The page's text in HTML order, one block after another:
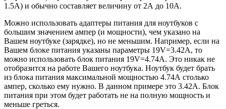
1.5A) и обычно составляет величину от 2А до 10A.
Можно использовать адаптеры питания для ноутбуков с
большим значением ампер (и мощности), чем указано на
Вашем ноутбуке (зарядке), но не меньшим. Например, если на
Вашем блоке питания указаны параметры 19V=3.42A, то
можно использовать блок питания 19V=4.74A. Это никак не
отобразится на работе Вашего ноутбука. Ноутбук будет брать
из блока питания максимальной мощностью 4.74А столько
ампер, сколько ему нужно. В данном примере это 3.42А. Блок
питания при этом будет работать не на полную мощность и
меньше греться.